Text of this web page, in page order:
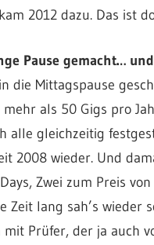
2012 dazu. Das ist
Pause gemacht…
die Mittagspause
als 50 Gigs pro
alle gleichzeitig
2008 wieder. Und
Zwei zum Preis
Zeit lang sah’s wieder
Prüfer, der ja auch